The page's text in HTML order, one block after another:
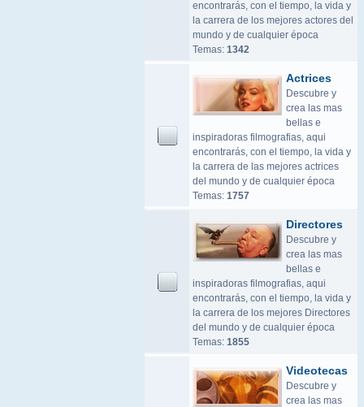
encontrarás, con el tiempo, la vida y
la carrera de los mejores actores del
mundo y de cualquier época
Temas: 1342
Actrices
Descubre y
crea las mas
bellas e
inspiradoras filmografias, aqui
encontrarás, con el tiempo, la vida y
la carrera de las mejores actrices
del mundo y de cualquier época
Temas: 1757
Directores
Descubre y
crea las mas
bellas e
inspiradoras filmografias, aqui
encontrarás, con el tiempo, la vida y
la carrera de los mejores Directores
del mundo y de cualquier época
Temas: 1855
Videotecas
Descubre y
crea las mas